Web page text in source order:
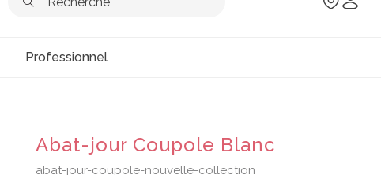
Professionnel
Abat-jour Coupole Blanc
abat-jour-coupole-nouvelle-collection